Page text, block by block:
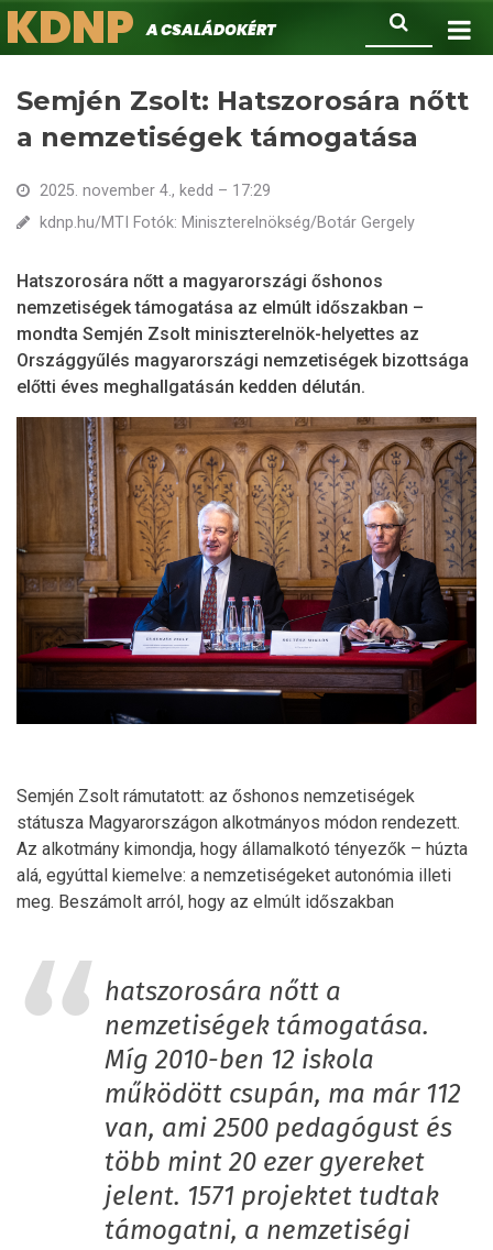
Ugrás
a
Keresés
KDNPA családokért.
Semjén Zsolt: Hatszorosára nőtt
a nemzetiségek támogatása
2025. november 4., kedd – 17:29
kdnp.hu/MTI Fotók: Miniszterelnökség/Botár Gergely
Hatszorosára nőtt a magyarországi őshonos
nemzetiségek támogatása az elmúlt időszakban –
mondta Semjén Zsolt miniszterelnök-helyettes az
Országgyűlés magyarországi nemzetiségek bizottsága
előtti éves meghallgatásán kedden délután.
Semjén Zsolt rámutatott: az őshonos nemzetiségek
státusza Magyarországon alkotmányos módon rendezett.
Az alkotmány kimondja, hogy államalkotó tényezők – húzta
alá, egyúttal kiemelve: a nemzetiségeket autonómia illeti
meg. Beszámolt arról, hogy az elmúlt időszakban
hatszorosára nőtt a
nemzetiségek támogatása.
Míg 2010-ben 12 iskola
működött csupán, ma már 112
van, ami 2500 pedagógust és
több mint 20 ezer gyereket
jelent. 1571 projektet tudtak
támogatni, a nemzetiségi